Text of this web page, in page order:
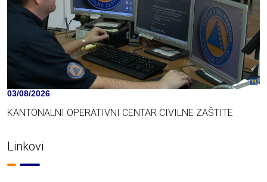
03/08/2026
KANTONALNI OPERATIVNI CENTAR CIVILNE ZAŠTITE
Linkovi